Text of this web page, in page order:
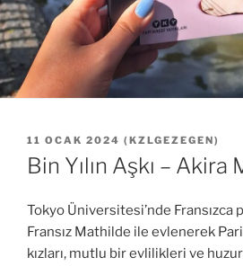
YAYIM
TARIHI
11 OCAK 2024 ( KZLGEZEGEN)
Bin Yılın Aşkı – Akira
Tokyo Üniversitesi’nde
Fransız Mathilde ile evlenerek
kızları, mutlu bir evlilikleri ve